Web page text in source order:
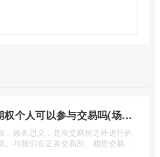
场外期权个人可以参与交易吗(场外个股期权怎样交易)
，顾名思义，是在交易所之外进行的
。与我们在证券交易所、期货交易所